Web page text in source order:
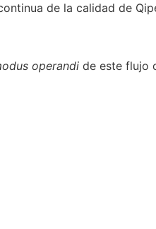
de la calidad de
operandi de este flujo